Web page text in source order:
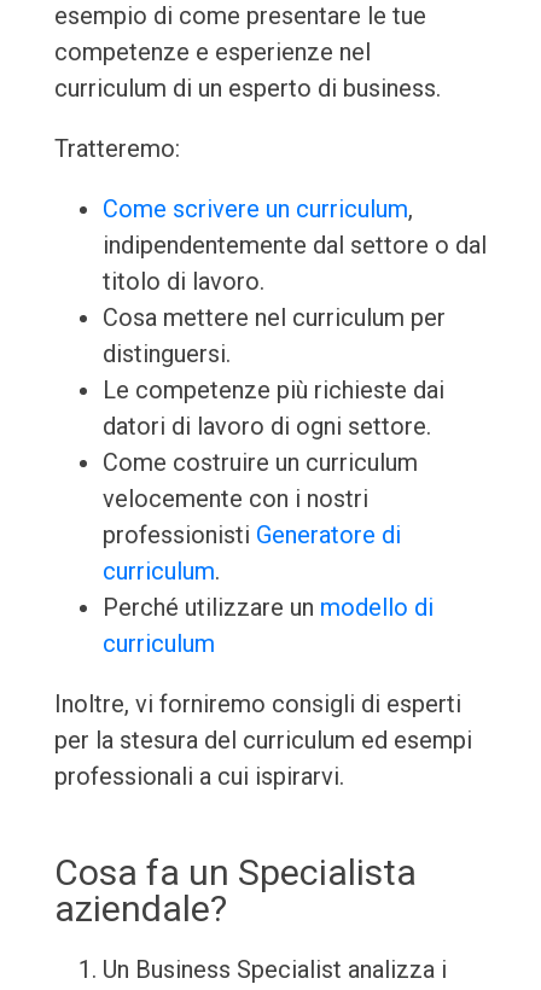
esempio di come presentare le tue
competenze e esperienze nel
curriculum di un esperto di business.
Tratteremo:
Come scrivere un curriculum,
indipendentemente dal settore o dal
titolo di lavoro.
Cosa mettere nel curriculum per
distinguersi.
Le competenze più richieste dai
datori di lavoro di ogni settore.
Come costruire un curriculum
velocemente con i nostri
professionisti Generatore di
curriculum.
Perché utilizzare un modello di
curriculum
Inoltre, vi forniremo consigli di esperti
per la stesura del curriculum ed esempi
professionali a cui ispirarvi.
Cosa fa un Specialista
aziendale?
Un Business Specialist analizza i